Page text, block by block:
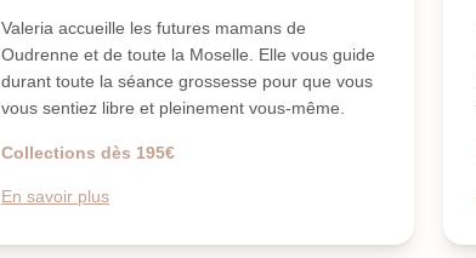
Valeria accueille les futures mamans de
Oudrenne et de toute la Moselle. Elle vous guide
durant toute la séance grossesse pour que vous
vous sentiez libre et pleinement vous-même.
Collections dès 195€
En savoir plus